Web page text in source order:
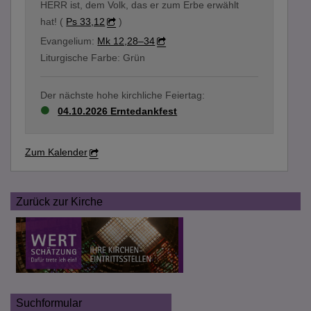
HERR ist, dem Volk, das er zum Erbe erwählt
hat! ( Ps 33,12
)
Evangelium: Mk 12,28–34
Liturgische Farbe: Grün
Der nächste hohe kirchliche Feiertag:
04.10.2026 Erntedankfest
Zum Kalender
Zurück zur Kirche
Suchformular